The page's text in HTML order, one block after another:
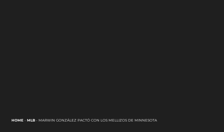
HOME- MLB- MARWIN GONZÁLEZ PACTÓ CON LOS MELLIZOS DE MINNESOTA